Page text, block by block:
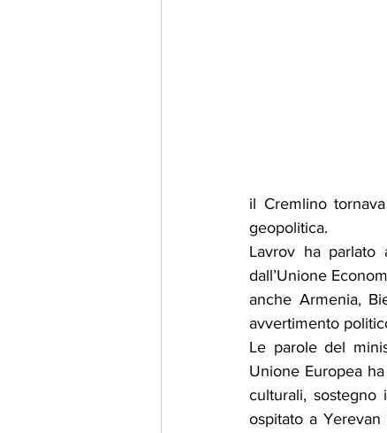
il Cremlino
geopolitica.
Lavrov ha parlato
dall’Unione
anche Armenia,
avvertimento
Le parole del
Unione Europea
culturali, sostegno
ospitato a